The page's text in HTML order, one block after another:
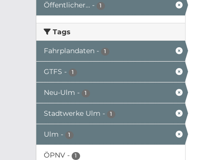
Öffentlicher... - 1
Tags
Fahrplandaten - 1
GTFS - 1
Neu-Ulm - 1
Stadtwerke Ulm - 1
Ulm - 1
ÖPNV - 1